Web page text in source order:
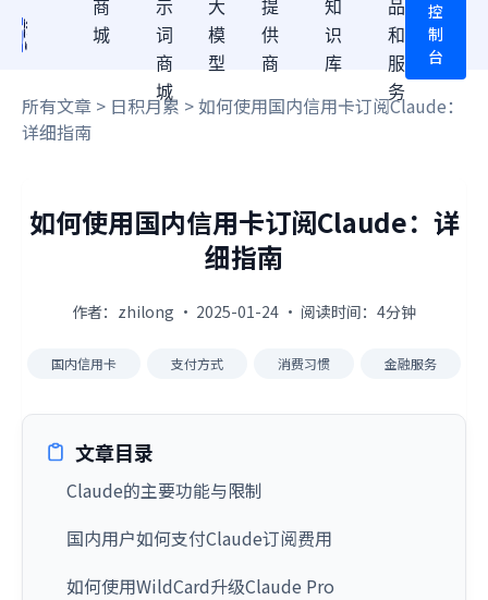
商
城
示
词
商
城
大
模
型
提
供
商
知
识
库
品
和
服
务
控
制
台
所有文章 > 日积月累 > 如何使用国内信用卡订阅Claude：
详细指南
如何使用国内信用卡订阅Claude：详
细指南
作者：zhilong · 2025-01-24 · 阅读时间：4分钟
国内信用卡 支付方式 消费习惯 金融服务
文章目录
Claude的主要功能与限制
国内用户如何支付Claude订阅费用
如何使用WildCard升级Claude Pro